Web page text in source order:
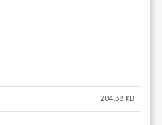
204.38 KB